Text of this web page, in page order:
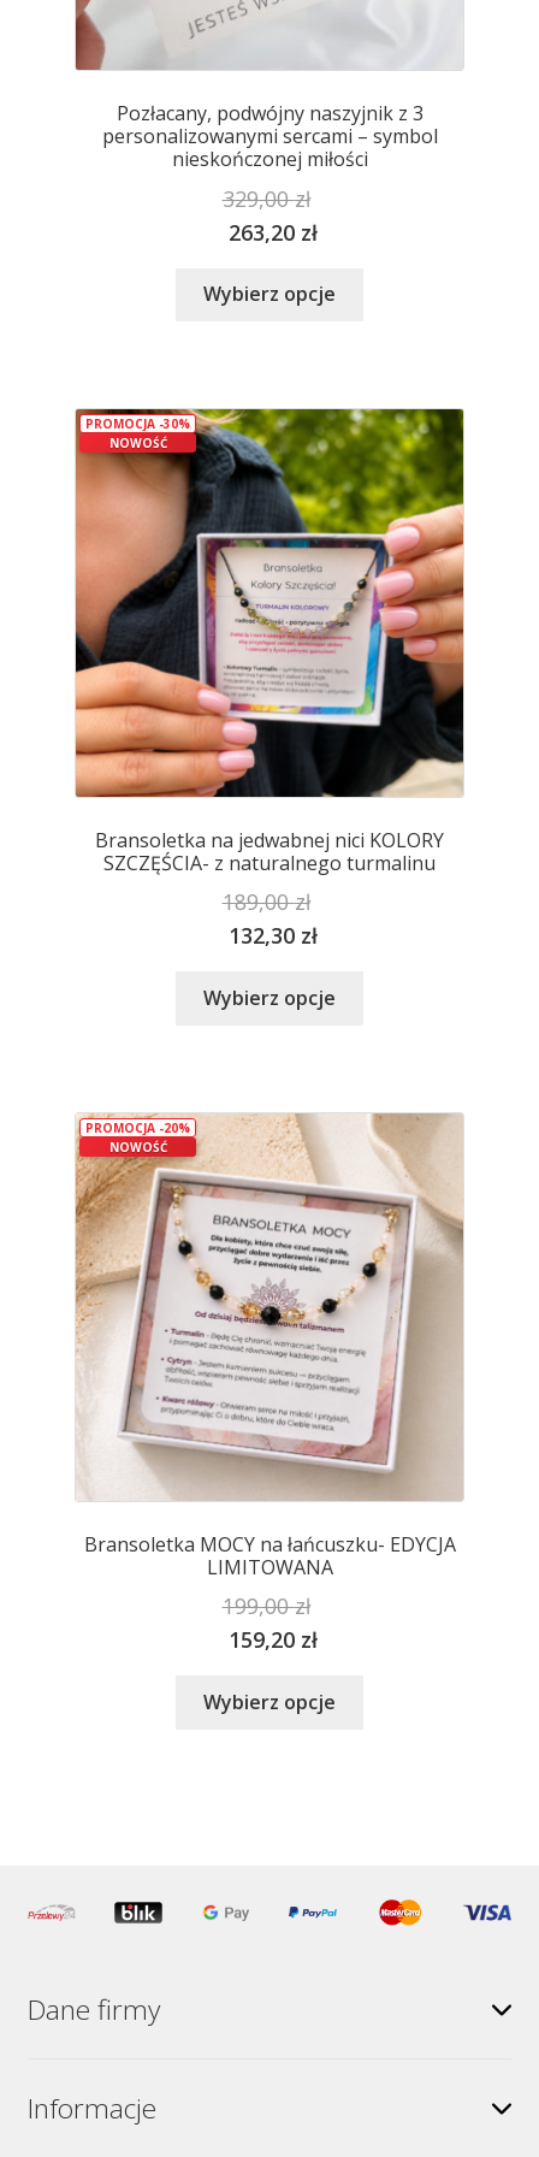
Pozłacany, podwójny naszyjnik z 3
personalizowanymi sercami – symbol
nieskończonej miłości
329,00zł
263,20 zł
Wybierz opcje
wariantów.
Opcje
można
wybrać
na
stronie
produktu
NOWOŚĆ
PROMOCJA -30%
Bransoletka na jedwabnej nici KOLORY
SZCZĘŚCIA- z naturalnego turmalinu
189,00zł
132,30 zł
Wybierz opcje
Opcje
można
wybrać
na
stronie
produktu
NOWOŚĆ
PROMOCJA -20%
Bransoletka MOCY na łańcuszku- EDYCJA
LIMITOWANA
199,00zł
159,20 zł
Wybierz opcje
wybrać
na
Dane firmy
Informacje